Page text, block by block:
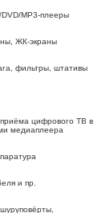
MP3-плееры
ЖК-экраны
фильтры, штативы
приёма цифрового ТВ в
медиаплеера
и пр.